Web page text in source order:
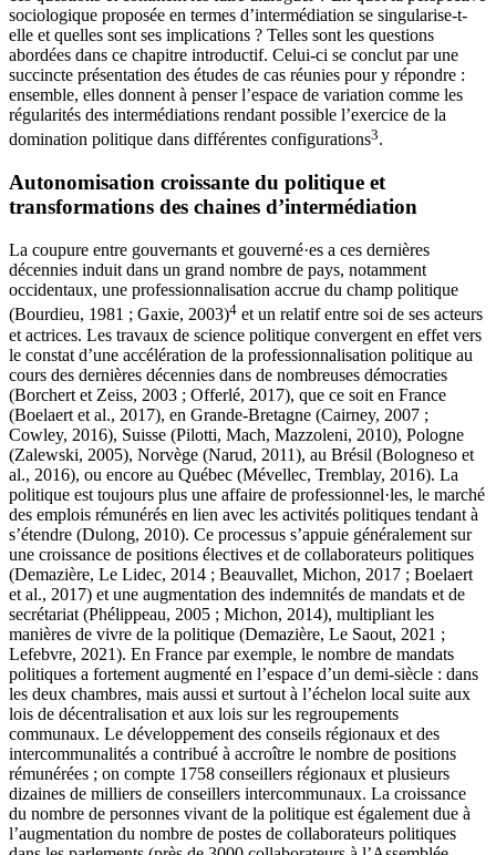
sociologique proposée en termes d’intermédiation se singularise-t-
elle et quelles sont ses implications ? Telles sont les questions
abordées dans ce chapitre introductif. Celui-ci se conclut par une
succincte présentation des études de cas réunies pour y répondre :
ensemble, elles donnent à penser l’espace de variation comme les
régularités des intermédiations rendant possible l’exercice de la
domination politique dans différentes configurations3.
Autonomisation croissante du politique et
transformations des chaines d’intermédiation
La coupure entre gouvernants et gouverné·es a ces dernières
décennies induit dans un grand nombre de pays, notamment
occidentaux, une professionnalisation accrue du champ politique
(Bourdieu, 1981 ; Gaxie, 2003)4 et un relatif entre soi de ses acteurs
et actrices. Les travaux de science politique convergent en effet vers
le constat d’une accélération de la professionnalisation politique au
cours des dernières décennies dans de nombreuses démocraties
(Borchert et Zeiss, 2003 ; Offerlé, 2017), que ce soit en France
(Boelaert et al., 2017), en Grande-Bretagne (Cairney, 2007 ;
Cowley, 2016), Suisse (Pilotti, Mach, Mazzoleni, 2010), Pologne
(Zalewski, 2005), Norvège (Narud, 2011), au Brésil (Bologneso et
al., 2016), ou encore au Québec (Mévellec, Tremblay, 2016). La
politique est toujours plus une affaire de professionnel·les, le marché
des emplois rémunérés en lien avec les activités politiques tendant à
s’étendre (Dulong, 2010). Ce processus s’appuie généralement sur
une croissance de positions électives et de collaborateurs politiques
(Demazière, Le Lidec, 2014 ; Beauvallet, Michon, 2017 ; Boelaert
et al., 2017) et une augmentation des indemnités de mandats et de
secrétariat (Phélippeau, 2005 ; Michon, 2014), multipliant les
manières de vivre de la politique (Demazière, Le Saout, 2021 ;
Lefebvre, 2021). En France par exemple, le nombre de mandats
politiques a fortement augmenté en l’espace d’un demi-siècle : dans
les deux chambres, mais aussi et surtout à l’échelon local suite aux
lois de décentralisation et aux lois sur les regroupements
communaux. Le développement des conseils régionaux et des
intercommunalités a contribué à accroître le nombre de positions
rémunérées ; on compte 1758 conseillers régionaux et plusieurs
dizaines de milliers de conseillers intercommunaux. La croissance
du nombre de personnes vivant de la politique est également due à
l’augmentation du nombre de postes de collaborateurs politiques